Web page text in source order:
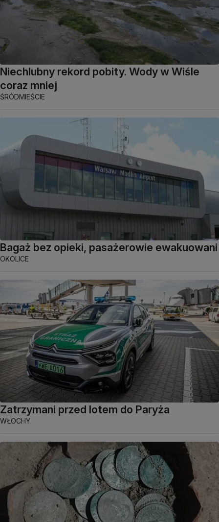
Niechlubny rekord pobity. Wody w Wiśle
coraz mniej
ŚRÓDMIEŚCIE
Bagaż bez opieki, pasażerowie ewakuowani
OKOLICE
Zatrzymani przed lotem do Paryża
WŁOCHY